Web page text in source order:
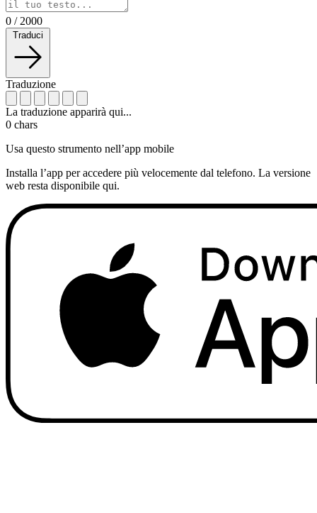
0 / 2000
Traduci
Traduzione
La traduzione apparirà qui...
0 chars
Usa questo strumento nell’app mobile
Installa l’app per accedere più velocemente dal telefono. La versione
web resta disponibile qui.